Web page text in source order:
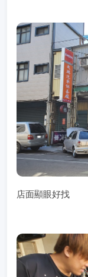
店面顯眼好找